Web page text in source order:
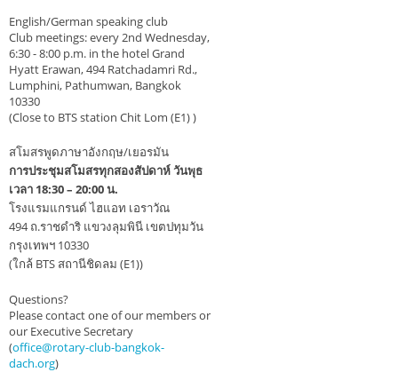
English/German speaking club
Club meetings: every 2nd Wednesday,
6:30 - 8:00 p.m. in the hotel Grand
Hyatt Erawan, 494 Ratchadamri Rd.,
Lumphini, Pathumwan, Bangkok
10330
(Close to BTS station Chit Lom (E1) )
สโมสรพูดภาษาอังกฤษ/เยอรมัน
การประชุมสโมสรทุกสองสัปดาห์ วันพุธ
เวลา 18:30 – 20:00 น.
โรงแรมแกรนด์ ไฮแอท เอราวัณ
494 ถ.ราชดำริ แขวงลุมพินี เขตปทุมวัน
กรุงเทพฯ 10330
(ใกล้ BTS สถานีชิดลม (E1))
Questions?
Please contact one of our members or
our Executive Secretary
(office@rotary-club-bangkok-
dach.org)